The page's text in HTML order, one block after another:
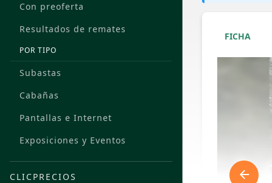
Con preoferta
Resultados de remates
POR TIPO
Subastas
Cabañas
Pantallas e Internet
Exposiciones y Eventos
CLICPRECIOS
FICHA